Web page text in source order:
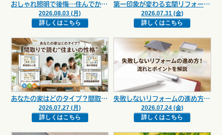
おしゃれ照明で後悔…住んでから気づいた落とし穴【広島市 安佐南区 安佐北区】
2026.08.03 (月)
詳しくはこちら
第一印象が変わる玄関リフォーム術【広島市 安佐南区 安佐北区】
2026.07.31 (金)
詳しくはこちら
あなたの家はどのタイプ？間取りで読む“住まいの性格”【広島市 安佐南区 安佐北区】
2026.07.27 (月)
詳しくはこちら
失敗しないリフォームの進め方！流れとポイントを解説【広島市 安佐南区 安佐北区】
2026.07.24 (金)
詳しくはこちら